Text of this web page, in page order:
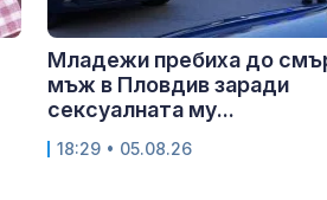
Младежи пребиха до
мъж в Пловдив заради
сексуалната му...
18:29 • 05.08.26